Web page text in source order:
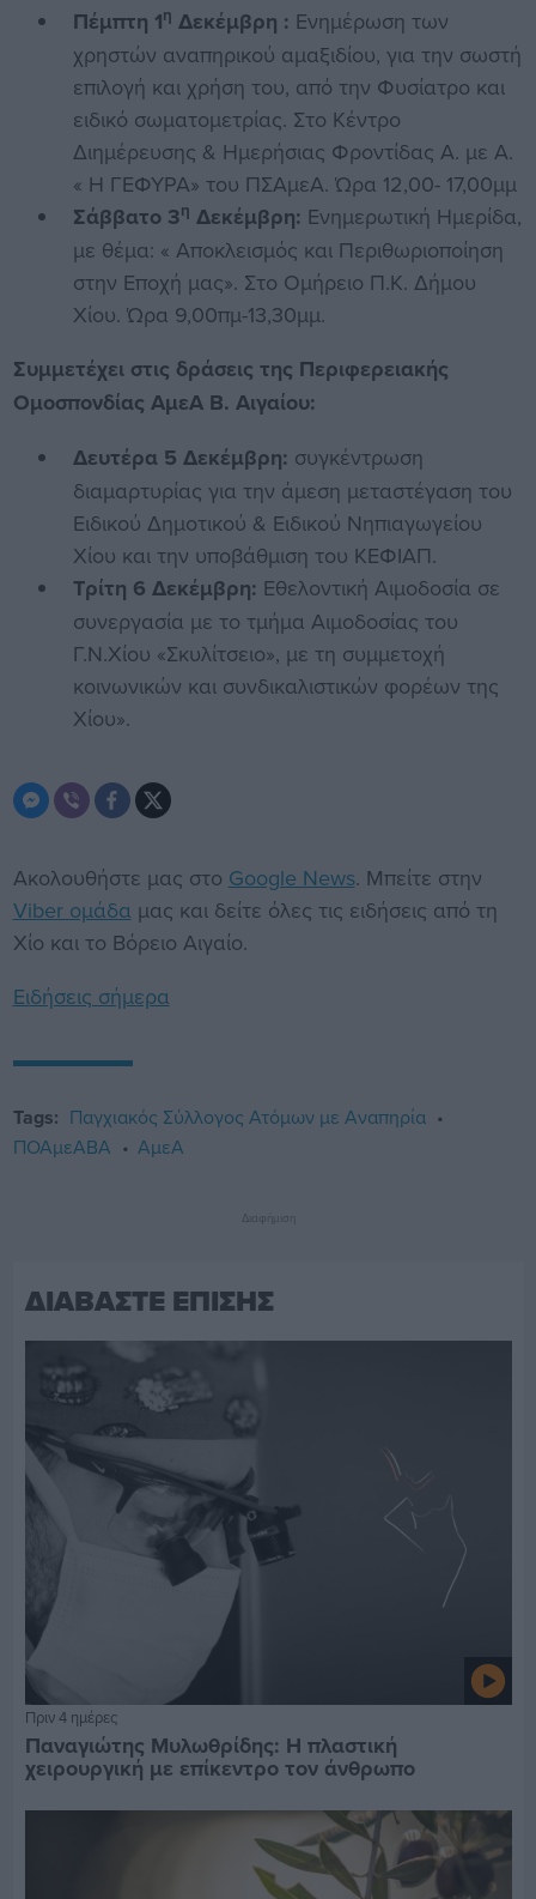
Πέμπτη 1η Δεκέμβρη : Ενημέρωση των
χρηστών αναπηρικού αμαξιδίου, για την σωστή
επιλογή και χρήση του, από την Φυσίατρο και
ειδικό σωματομετρίας. Στο Κέντρο
Διημέρευσης & Ημερήσιας Φροντίδας Α. με Α.
« Η ΓΕΦΥΡΑ» του ΠΣΑμεΑ. Ώρα 12,00- 17,00μμ
Σάββατο 3η Δεκέμβρη: Ενημερωτική Ημερίδα,
με θέμα: « Αποκλεισμός και Περιθωριοποίηση
στην Εποχή μας». Στο Ομήρειο Π.Κ. Δήμου
Χίου. Ώρα 9,00πμ-13,30μμ.
Συμμετέχει στις δράσεις της Περιφερειακής
Ομοσπονδίας ΑμεΑ Β. Αιγαίου:
Δευτέρα 5 Δεκέμβρη: συγκέντρωση
διαμαρτυρίας για την άμεση μεταστέγαση του
Ειδικού Δημοτικού & Ειδικού Νηπιαγωγείου
Χίου και την υποβάθμιση του ΚΕΦΙΑΠ.
Τρίτη 6 Δεκέμβρη: Εθελοντική Αιμοδοσία σε
συνεργασία με το τμήμα Αιμοδοσίας του
Γ.Ν.Χίου «Σκυλίτσειο», με τη συμμετοχή
κοινωνικών και συνδικαλιστικών φορέων της
Χίου».
Ακολουθήστε μας στο Google News. Μπείτε στην
Viber ομάδα μας και δείτε όλες τις ειδήσεις από τη
Χίο και το Βόρειο Αιγαίο.
Ειδήσεις σήμερα
Tags: Παγχιακός Σύλλογος Ατόμων με Αναπηρία
ΠΟΑμεΑΒΑ
ΑμεΑ
Διαφήμιση
ΔΙΑΒΑΣΤΕ ΕΠΙΣΗΣ
Πριν 4 ημέρες
Παναγιώτης Μυλωθρίδης: Η πλαστική
χειρουργική με επίκεντρο τον άνθρωπο